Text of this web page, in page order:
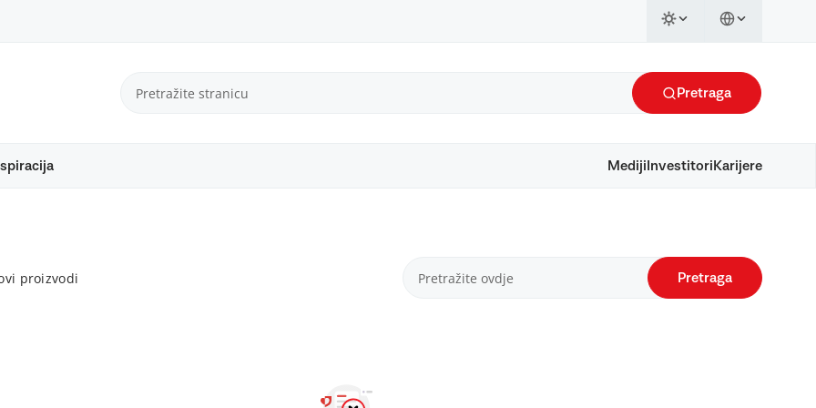
Pretraga
Mediji Investitori Karijere
proizvodi Pretraga